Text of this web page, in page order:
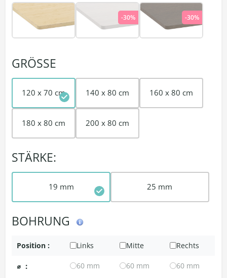
-30% -30%
GRÖSSE
120 x 70 cm 140 x 80 cm 160 x 80 cm
180 x 80 cm 200 x 80 cm
STÄRKE:
19 mm 25 mm
BOHRUNG
Position : Links Mitte Rechts
⌀ : 60 mm 60 mm 60 mm